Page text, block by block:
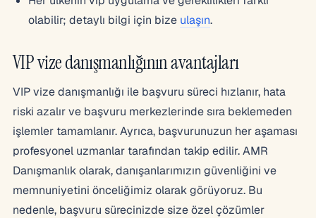
olabilir; detaylı bilgi için bize ulaşın.
VIP vize danışmanlığının avantajları
VIP vize danışmanlığı ile başvuru süreci hızlanır, hata
riski azalır ve başvuru merkezlerinde sıra beklemeden
işlemler tamamlanır. Ayrıca, başvurunuzun her aşaması
profesyonel uzmanlar tarafından takip edilir. AMR
Danışmanlık olarak, danışanlarımızın güvenliğini ve
memnuniyetini önceliğimiz olarak görüyoruz. Bu
nedenle, başvuru sürecinizde size özel çözümler